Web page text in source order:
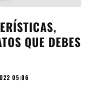
QUE DEBES
05:06